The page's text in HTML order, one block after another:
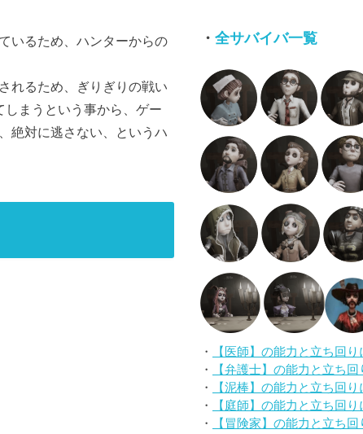
いるため、ハンターからの
れるため、ぎりぎりの戦い
まうという事から、ゲー
絶対に逃さない、というハ
・ 全サバイバ一覧
・
【医師】の能力と立ち回り
・
【弁護士】の能力と立ち回
・
【泥棒】の能力と立ち回り
・
【庭師】の能力と立ち回り
・
【冒険家】の能力と立ち回